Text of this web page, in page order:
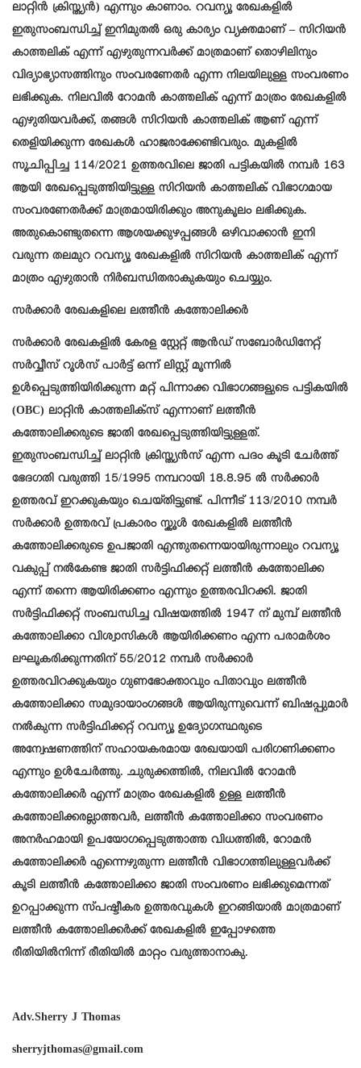
ലാറ്റിൻ ക്രിസ്ത്യൻ) എന്നും കാണാം. റവന്യൂ രേഖകളിൽ
ഇതുസംബന്ധിച്ച് ഇനിമുതൽ ഒരു കാര്യം വ്യക്തമാണ് – സിറിയൻ
കാത്തലിക് എന്ന് എഴുതുന്നവർക്ക് മാത്രമാണ് തൊഴിലിനും
വിദ്യാഭ്യാസത്തിനും സംവരണേതർ എന്ന നിലയിലുള്ള സംവരണം
ലഭിക്കുക. നിലവിൽ റോമൻ കാത്തലിക് എന്ന് മാത്രം രേഖകളിൽ
എഴുതിയവർക്ക്, തങ്ങൾ സിറിയൻ കാത്തലിക് ആണ് എന്ന്
തെളിയിക്കുന്ന രേഖകൾ ഹാജരാക്കേണ്ടിവരും. മുകളിൽ
സൂചിപ്പിച്ച 114/2021 ഉത്തരവിലെ ജാതി പട്ടികയിൽ നമ്പർ 163
ആയി രേഖപ്പെടുത്തിയിട്ടുള്ള സിറിയൻ കാത്തലിക് വിഭാഗമായ
സംവരണേതർക്ക് മാത്രമായിരിക്കും അനുകൂലം ലഭിക്കുക.
അതുകൊണ്ടുതന്നെ ആശയക്കുഴപ്പങ്ങൾ ഒഴിവാക്കാൻ ഇനി
വരുന്ന തലമുറ റവന്യൂ രേഖകളിൽ സിറിയൻ കാത്തലിക് എന്ന്
മാത്രം എഴുതാൻ നിർബന്ധിതരാകുകയും ചെയ്യും.
സർക്കാർ രേഖകളിലെ ലത്തീൻ കത്തോലിക്കർ
സർക്കാർ രേഖകളിൽ കേരള സ്റ്റേറ്റ് ആൻഡ് സബോർഡിനേറ്റ്
സർവ്വീസ് റൂൾസ് പാർട്ട് ഒന്ന് ലിസ്റ്റ് മൂന്നിൽ
ഉൾപ്പെടുത്തിയിരിക്കുന്ന മറ്റ് പിന്നാക്ക വിഭാഗങ്ങളുടെ പട്ടികയിൽ
(OBC) ലാറ്റിൻ കാത്തലിക്സ് എന്നാണ് ലത്തീൻ
കത്തോലിക്കരുടെ ജാതി രേഖപ്പെടുത്തിയിട്ടുള്ളത്.
ഇതുസംബന്ധിച്ച് ലാറ്റിൻ ക്രിസ്ത്യൻസ് എന്ന പദം കൂടി ചേർത്ത്
ഭേദഗതി വരുത്തി 15/1995 നമ്പറായി 18.8.95 ൽ സർക്കാർ
ഉത്തരവ് ഇറക്കുകയും ചെയ്തിട്ടുണ്ട്. പിന്നീട് 113/2010 നമ്പർ
സർക്കാർ ഉത്തരവ് പ്രകാരം സ്കൂൾ രേഖകളിൽ ലത്തീൻ
കത്തോലിക്കരുടെ ഉപജാതി എന്തുതന്നെയായിരുന്നാലും റവന്യൂ
വകുപ്പ് നൽകേണ്ട ജാതി സർട്ടിഫിക്കറ്റ് ലത്തീൻ കത്തോലിക്ക
എന്ന് തന്നെ ആയിരിക്കണം എന്നും ഉത്തരവിറക്കി. ജാതി
സർട്ടിഫിക്കറ്റ് സംബന്ധിച്ച വിഷയത്തിൽ 1947 ന് മുമ്പ് ലത്തീൻ
കത്തോലിക്കാ വിശ്വാസികൾ ആയിരിക്കണം എന്ന പരാമർശം
ലഘൂകരിക്കുന്നതിന് 55/2012 നമ്പർ സർക്കാർ
ഉത്തരവിറക്കുകയും ഗുണഭോക്താവും പിതാവും ലത്തീൻ
കത്തോലിക്കാ സമുദായാംഗങ്ങൾ ആയിരുന്നുവെന്ന് ബിഷപ്പുമാർ
നൽകുന്ന സർട്ടിഫിക്കറ്റ് റവന്യൂ ഉദ്യോഗസ്ഥരുടെ
അന്വേഷണത്തിന് സഹായകരമായ രേഖയായി പരിഗണിക്കണം
എന്നും ഉൾചേർത്തു. ചുരുക്കത്തിൽ, നിലവിൽ റോമൻ
കത്തോലിക്കർ എന്ന് മാത്രം രേഖകളിൽ ഉള്ള ലത്തീൻ
കത്തോലിക്കരല്ലാത്തവർ, ലത്തീൻ കത്തോലിക്കാ സംവരണം
അനർഹമായി ഉപയോഗപ്പെടുത്താത്ത വിധത്തിൽ, റോമൻ
കത്തോലിക്കർ എന്നെഴുതുന്ന ലത്തീൻ വിഭാഗത്തിലുള്ളവർക്ക്
കൂടി ലത്തീൻ കത്തോലിക്കാ ജാതി സംവരണം ലഭിക്കുമെന്നത്
ഉറപ്പാക്കുന്ന സ്പഷ്ടീകര ഉത്തരവുകൾ ഇറങ്ങിയാൽ മാത്രമാണ്
ലത്തീൻ കത്തോലിക്കർക്ക് രേഖകളിൽ ഇപ്പോഴത്തെ
രീതിയിൽനിന്ന് രീതിയിൽ മാറ്റം വരുത്താനാകു.
Adv.Sherry J Thomas
sherryjthomas@gmail.com